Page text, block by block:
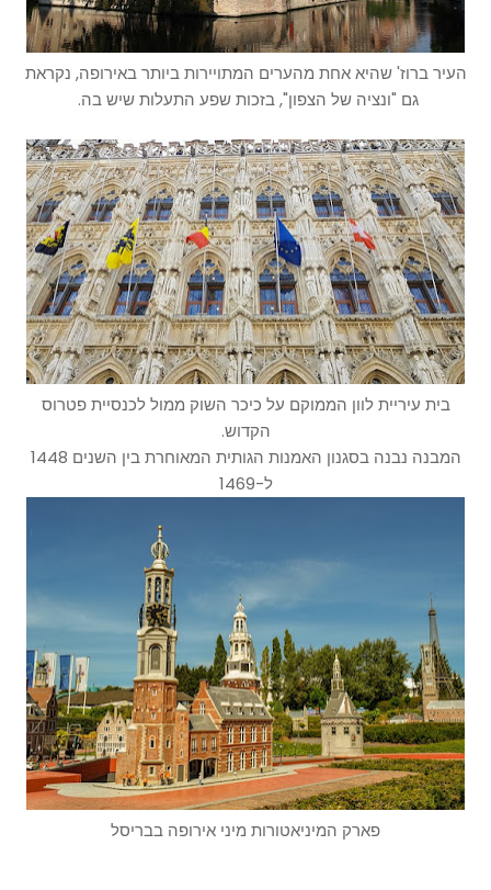
העיר ברוז' שהיא אחת מהערים המתויירות ביותר באירופה, נקראת
גם "ונציה של הצפון", בזכות שפע התעלות שיש בה.
בית עיריית לוון הממוקם על כיכר השוק ממול לכנסיית פטרוס
הקדוש.
המבנה נבנה בסגנון האמנות הגותית המאוחרת בין השנים 1448
ל-1469
פארק המיניאטורות מיני אירופה בבריסל